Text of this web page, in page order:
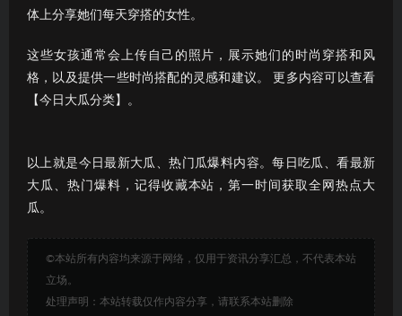
体上分享她们每天穿搭的女性。
这些女孩通常会上传自己的照片，展示她们的时尚穿搭和风
格，以及提供一些时尚搭配的灵感和建议。 更多内容可以查看
【今日大瓜分类】。
以上就是今日最新大瓜、热门瓜爆料内容。每日吃瓜、看最新
大瓜、热门爆料，记得收藏本站，第一时间获取全网热点大
瓜。
©本站所有内容均来源于网络，仅用于资讯分享汇总，不代表本站
立场。
处理声明：本站转载仅作内容分享，请联系本站删除